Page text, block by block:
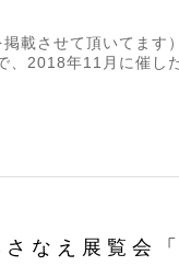
載させて頂いてま
2018年11月に催し
なえ展覧会